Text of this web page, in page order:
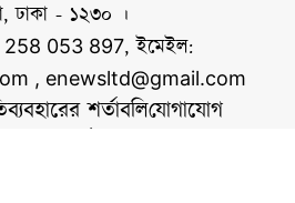
ঢাকা - ১২৩০ ।
053 897, ইমেইল:
, enewsltd@gmail.com
ব্যবহারের শর্তাবলিযোগাযোগ